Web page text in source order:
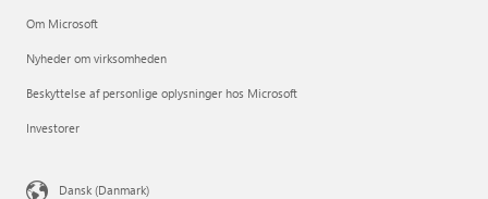
Om Microsoft
Nyheder om virksomheden
Beskyttelse af personlige oplysninger hos Microsoft
Investorer
Dansk (Danmark)